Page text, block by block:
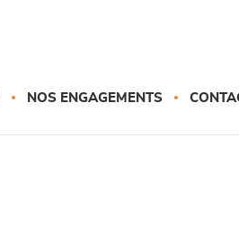
NOS ENGAGEMENTS